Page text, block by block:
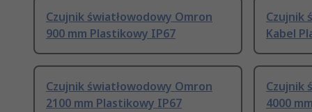
Czujnik światłowodowy Omron
900 mm Plastikowy IP67
Czujnik
Kabel
Czujnik światłowodowy Omron
2100 mm Plastikowy IP67
Czujnik
4000